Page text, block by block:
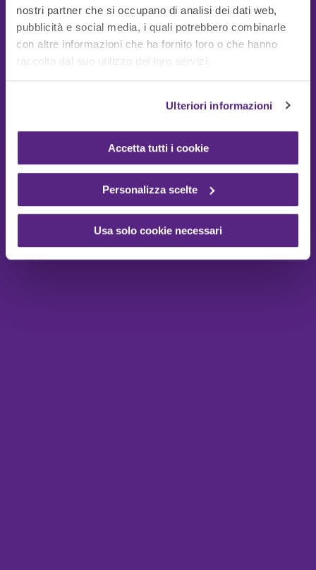
nostri partner che si occupano di analisi dei dati web,
pubblicità e social media, i quali potrebbero combinarle
con altre informazioni che ha fornito loro o che hanno
raccolto dal suo utilizzo dei loro servizi.
Ulteriori informazioni
Accetta tutti i cookie
Personalizza scelte
Usa solo cookie necessari
Guide Utili